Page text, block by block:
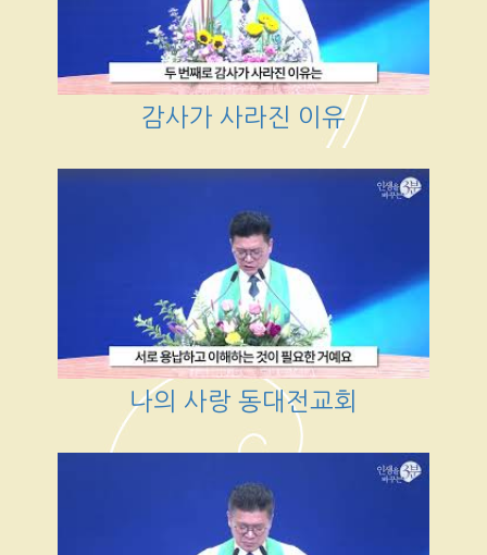
감사가 사라진 이유
나의 사랑 동대전교회